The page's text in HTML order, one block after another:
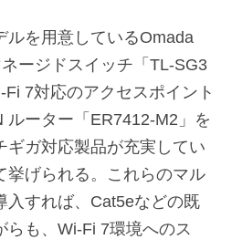
ルを用意しているOmada
ージドスイッチ「TL-SG3
7対応のアクセスポイント
ルーター「ER7412-M2」を
ギガ対応製品が充実してい
挙げられる。これらのマル
入すれば、Cat5eなどの既
らも、Wi-Fi 7環境へのス